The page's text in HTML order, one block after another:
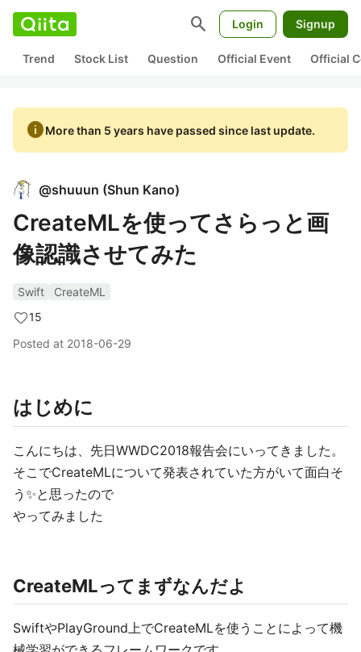
search Login Signup
Trend Stock List Question Official Event Official
infoMore than 5 years have passed since last update.
@shuuun (Shun Kano)
CreateMLを使ってさらっと画
像認識させてみた
Swift
CreateML
15
Posted at 2018-06-29
はじめに
こんにちは、先日WWDC2018報告会にいってきました。
そこでCreateMLについて発表されていた方がいて面白そ
う✨と思ったので
やってみました
CreateMLってまずなんだよ
SwiftやPlayGround上でCreateMLを使うことによって機